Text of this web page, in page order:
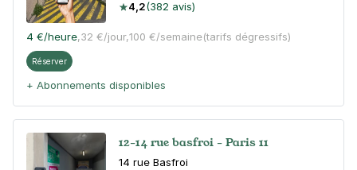
4,2(382 avis)
4 €/heure,32 €/jour,100 €/semaine(tarifs dégressifs)
Réserver
+ Abonnements disponibles
12-14 rue basfroi - Paris 11
14 rue Basfroi